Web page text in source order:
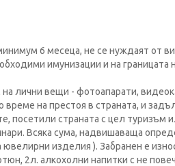
6 месеца, не се нуждаят от
имунизации и на границата
лични вещи - фотоапарати,
на престоя в страната, и
посетили страната с цел туризъм
Всяка сума, надвишаваща
изделия ). Забранен е
2л. алкохолни напитки с не